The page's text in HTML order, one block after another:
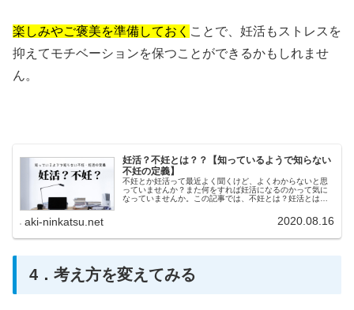
楽しみやご褒美を準備しておく ことで、妊活もストレスを
抑えてモチベーションを保つことができるかもしれませ
ん。
妊活？不妊とは？？【知っているようで知らない
不妊の定義】
不妊とか妊活って最近よく聞くけど、よくわからないと思
っていませんか？また何をすれば妊活になるのかって気に
なっていませんか。この記事では、不妊とは？妊活とはと
aki-ninkatsu.net 2020.08.16
4．考え方を変えてみる